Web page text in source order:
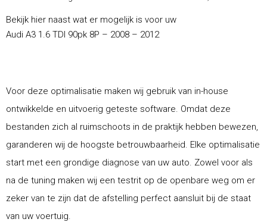
Bekijk hier naast wat er mogelijk is voor uw
Audi A3 1.6 TDI 90pk 8P – 2008 – 2012
Voor deze optimalisatie maken wij gebruik van in-house
ontwikkelde en uitvoerig geteste software. Omdat deze
bestanden zich al ruimschoots in de praktijk hebben bewezen,
garanderen wij de hoogste betrouwbaarheid. Elke optimalisatie
start met een grondige diagnose van uw auto. Zowel voor als
na de tuning maken wij een testrit op de openbare weg om er
zeker van te zijn dat de afstelling perfect aansluit bij de staat
van uw voertuig.